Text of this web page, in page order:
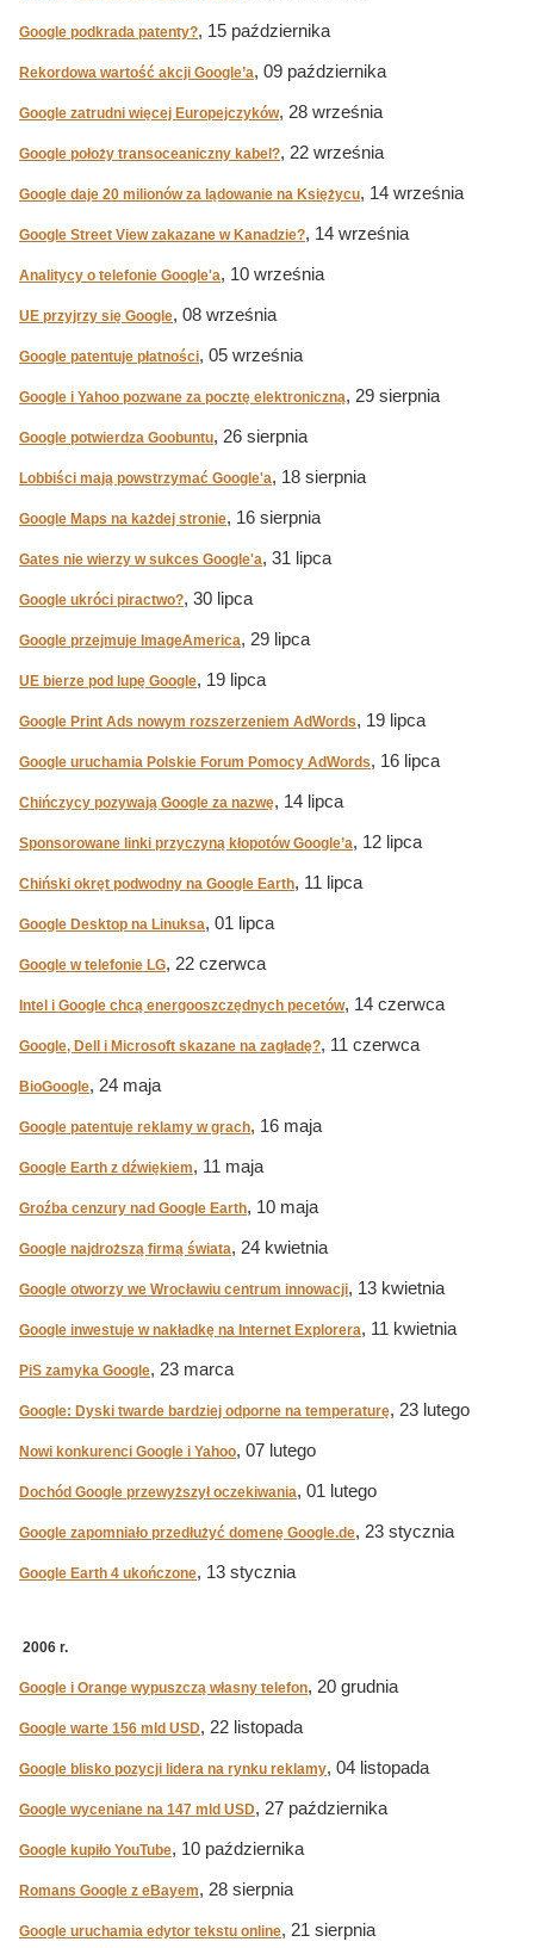
Google podkrada patenty?, 15 października
Rekordowa wartość akcji Google’a, 09 października
Google zatrudni więcej Europejczyków, 28 września
Google położy transoceaniczny kabel?, 22 września
Google daje 20 milionów za lądowanie na Księżycu, 14 września
Google Street View zakazane w Kanadzie?, 14 września
Analitycy o telefonie Google'a, 10 września
UE przyjrzy się Google, 08 września
Google patentuje płatności, 05 września
Google i Yahoo pozwane za pocztę elektroniczną, 29 sierpnia
Google potwierdza Goobuntu, 26 sierpnia
Lobbiści mają powstrzymać Google'a, 18 sierpnia
Google Maps na każdej stronie, 16 sierpnia
Gates nie wierzy w sukces Google'a, 31 lipca
Google ukróci piractwo?, 30 lipca
Google przejmuje ImageAmerica, 29 lipca
UE bierze pod lupę Google, 19 lipca
Google Print Ads nowym rozszerzeniem AdWords, 19 lipca
Google uruchamia Polskie Forum Pomocy AdWords, 16 lipca
Chińczycy pozywają Google za nazwę, 14 lipca
Sponsorowane linki przyczyną kłopotów Google’a, 12 lipca
Chiński okręt podwodny na Google Earth, 11 lipca
Google Desktop na Linuksa, 01 lipca
Google w telefonie LG, 22 czerwca
Intel i Google chcą energooszczędnych pecetów, 14 czerwca
Google, Dell i Microsoft skazane na zagładę?, 11 czerwca
BioGoogle, 24 maja
Google patentuje reklamy w grach, 16 maja
Google Earth z dźwiękiem, 11 maja
Groźba cenzury nad Google Earth, 10 maja
Google najdroższą firmą świata, 24 kwietnia
Google otworzy we Wrocławiu centrum innowacji, 13 kwietnia
Google inwestuje w nakładkę na Internet Explorera, 11 kwietnia
PiS zamyka Google, 23 marca
Google: Dyski twarde bardziej odporne na temperaturę, 23 lutego
Nowi konkurenci Google i Yahoo, 07 lutego
Dochód Google przewyższył oczekiwania, 01 lutego
Google zapomniało przedłużyć domenę Google.de, 23 stycznia
Google Earth 4 ukończone, 13 stycznia
2006 r.
Google i Orange wypuszczą własny telefon, 20 grudnia
Google warte 156 mld USD, 22 listopada
Google blisko pozycji lidera na rynku reklamy, 04 listopada
Google wyceniane na 147 mld USD, 27 października
Google kupiło YouTube, 10 października
Romans Google z eBayem, 28 sierpnia
Google uruchamia edytor tekstu online, 21 sierpnia